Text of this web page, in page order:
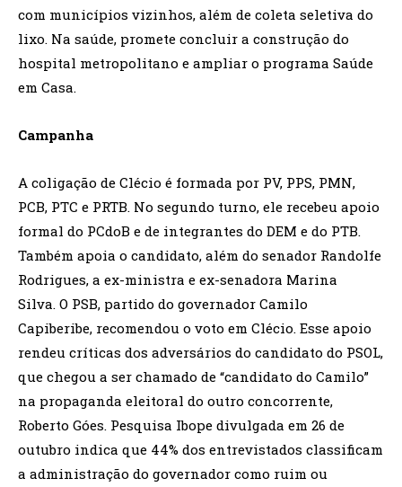
com municípios vizinhos, além de coleta seletiva do
lixo. Na saúde, promete concluir a construção do
hospital metropolitano e ampliar o programa Saúde
em Casa.
Campanha
A coligação de Clécio é formada por PV, PPS, PMN,
PCB, PTC e PRTB. No segundo turno, ele recebeu apoio
formal do PCdoB e de integrantes do DEM e do PTB.
Também apoia o candidato, além do senador Randolfe
Rodrigues, a ex-ministra e ex-senadora Marina
Silva. O PSB, partido do governador Camilo
Capiberibe, recomendou o voto em Clécio. Esse apoio
rendeu críticas dos adversários do candidato do PSOL,
que chegou a ser chamado de “candidato do Camilo”
na propaganda eleitoral do outro concorrente,
Roberto Góes. Pesquisa Ibope divulgada em 26 de
outubro indica que 44% dos entrevistados classificam
a administração do governador como ruim ou